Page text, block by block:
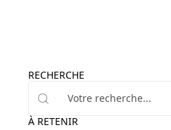
RECHERCHE
À RETENIR